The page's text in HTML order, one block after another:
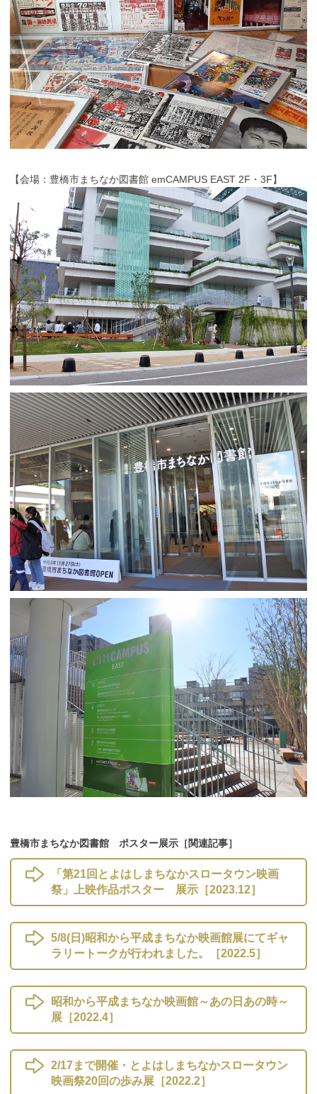
【会場：豊橋市まちなか図書館 emCAMPUS EAST 2F・3F】
豊橋市まちなか図書館 ポスター展示［関連記事］
「第21回とよはしまちなかスロータウン映画
祭」上映作品ポスター 展示［2023.12］
5/8(日)昭和から平成まちなか映画館展にてギャ
ラリートークが行われました。［2022.5］
昭和から平成まちなか映画館～あの日あの時～
展［2022.4］
2/17まで開催・とよはしまちなかスロータウン
映画祭20回の歩み展［2022.2］